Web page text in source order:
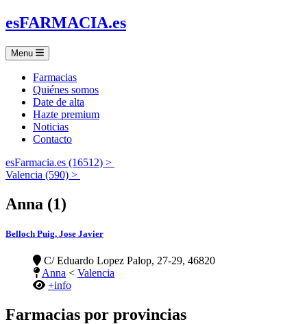
esFARMACIA.es
Menu
Farmacias
Quiénes somos
Date de alta
Hazte premium
Noticias
Contacto
esFarmacia.es (16512) >
Valencia (590) >
Anna (1)
Belloch Puig, Jose Javier
C/ Eduardo Lopez Palop, 27-29, 46820
Anna < Valencia
+info
Farmacias por provincias